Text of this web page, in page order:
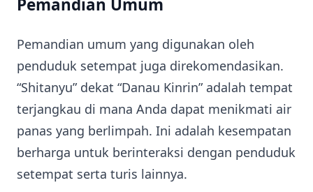
Pemandian Umum
Pemandian umum yang digunakan oleh
penduduk setempat juga direkomendasikan.
“Shitanyu” dekat “Danau Kinrin” adalah tempat
terjangkau di mana Anda dapat menikmati air
panas yang berlimpah. Ini adalah kesempatan
berharga untuk berinteraksi dengan penduduk
setempat serta turis lainnya.